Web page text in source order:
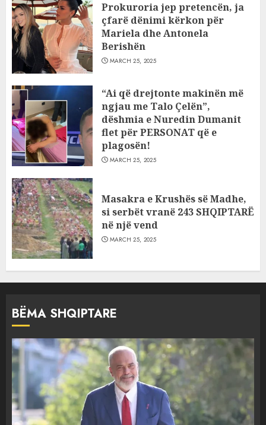
Prokuroria jep pretencën, ja
çfarë dënimi kërkon për
Mariela dhe Antonela
Berishën
MARCH 25, 2025
“Ai që drejtonte makinën më
ngjau me Talo Çelën”,
dëshmia e Nuredin Dumanit
flet për PERSONAT që e
plagosën!
MARCH 25, 2025
Masakra e Krushës së Madhe,
si serbët vranë 243 SHQIPTARË
në një vend
MARCH 25, 2025
BËMA SHQIPTARE